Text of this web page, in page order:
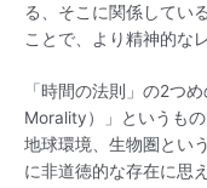
る、そこに関係してい
ことで、より精神的な
「時間の法則」の2つ
Morality）」というもの
地球環境、生物圏とい
に非道徳的な存在に思